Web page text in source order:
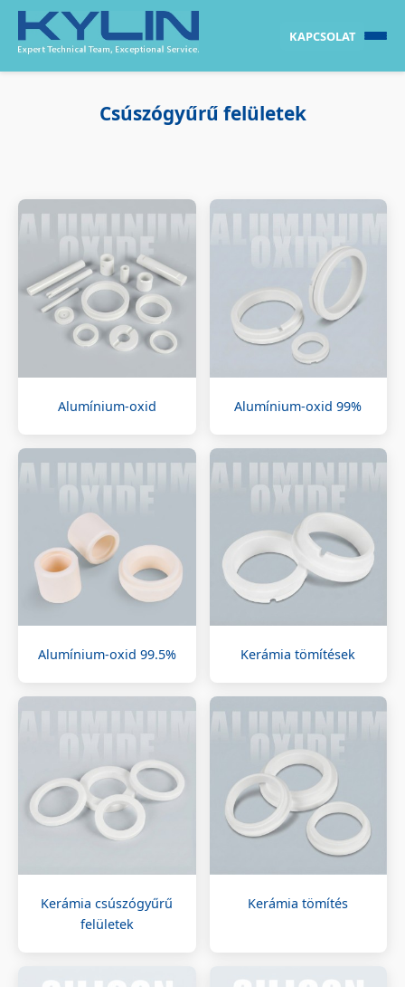
KAPCSOLAT
Csúszógyűrű felületek
Alumínium-oxid Alumínium-oxid 99%
Alumínium-oxid 99.5% Kerámia tömítések
Kerámia csúszógyűrű
felületek
Kerámia tömítés